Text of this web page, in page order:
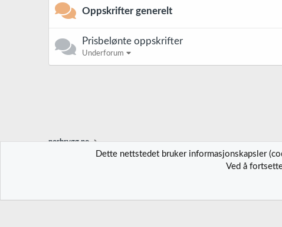
Oppskrifter generelt
Prisbelønte oppskrifter
Underforum
norbrygg.no
Dette nettstedet bruker informasjonskapsler
Ved å